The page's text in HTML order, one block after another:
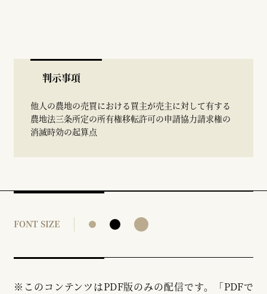
判示事項
他人の農地の売買における買主が売主に対して有する
農地法三条所定の所有権移転許可の申請協力請求権の
消滅時効の起算点
FONT SIZE
※このコンテンツはPDF版のみの配信です。「PDFで